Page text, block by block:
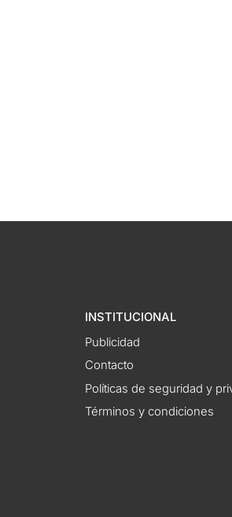
INSTITUCIONAL
Publicidad
Contacto
Políticas de seguridad y
Términos y condiciones